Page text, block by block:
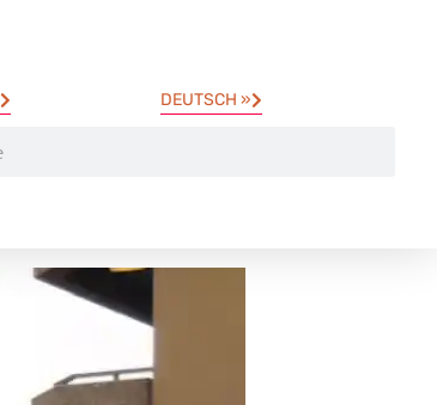
DEUTSCH »